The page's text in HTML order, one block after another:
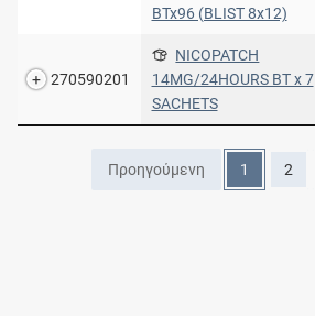
BTx96 (BLIST 8x12)
270590201
NICOPATCH
14MG/24HOURS BT x 7
SACHETS
Προηγούμενη 1 2